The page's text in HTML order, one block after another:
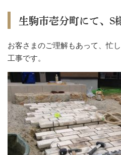
生駒市壱分町にて、S
お客さまのご理解もあって、忙
工事です。